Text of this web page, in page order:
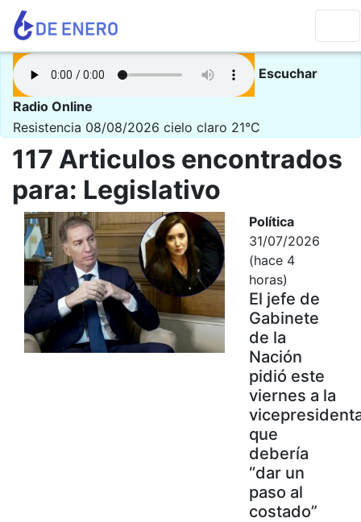
Escuchar
Radio Online
Resistencia 08/08/2026 cielo claro 21°C
117 Articulos encontrados
para: Legislativo
Política
31/07/2026
(hace 4
horas)
El jefe de
Gabinete
de la
Nación
pidió este
viernes a la
que
debería
“dar un
paso al
costado”